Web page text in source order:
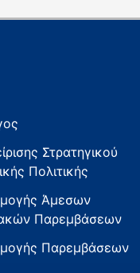
Στρατηγικού
Πολιτικής
Άμεσων
Παρεμβάσεων
Παρεμβάσεων